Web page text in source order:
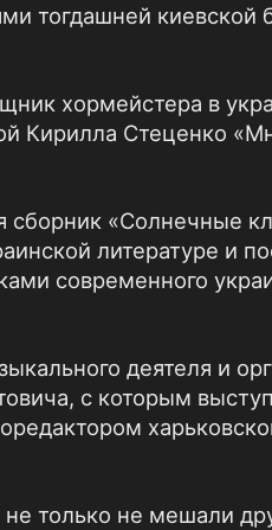
тогдашней киевской
хормейстера в
Кирилла Стеценко
сборник «Солнечные
литературе и
современного
деятеля и
с которым
только не мешали